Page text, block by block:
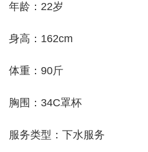
年龄：22岁
身高：162cm
体重：90斤
胸围：34C罩杯
服务类型：下水服务